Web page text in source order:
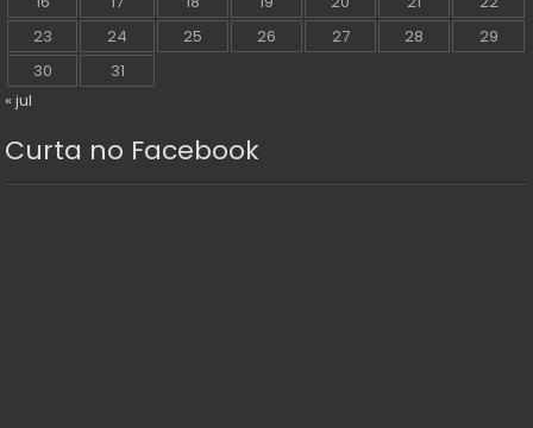
23
24 25 26 27 28
29
30
31
« jul
Curta no Facebook